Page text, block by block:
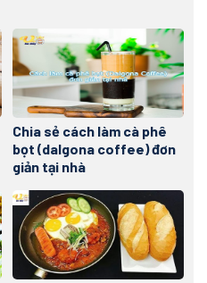
Chia sẻ cách làm cà phê
bọt (dalgona coffee) đơn
giản tại nhà